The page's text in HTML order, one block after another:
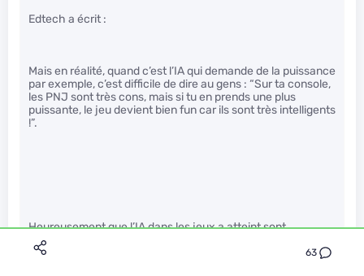
63
Edtech a écrit :
Mais en réalité, quand c’est l’IA qui demande de la puissance
par exemple, c’est difficile de dire au gens : “Sur ta console,
les PNJ sont très cons, mais si tu en prends une plus
puissante, le jeu devient bien fun car ils sont très intelligents
!”.
Heureusement que l’IA dans les jeux a atteint sont
paroxysme avec Halo 1 sur Xbox et F.E.A.R premier du nom.